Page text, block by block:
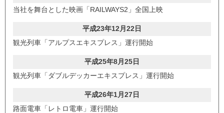
当社を舞台とした映画「RAILWAYS2」全国上映
平成23年12月22日
観光列車「アルプスエキスプレス」運行開始
平成25年8月25日
観光列車「ダブルデッカーエキスプレス」運行開始
平成26年1月27日
路面電車「レトロ電車」運行開始